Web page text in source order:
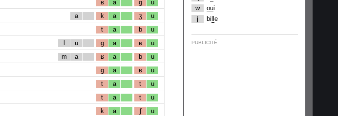
ʁ a g u
a k a ʒ u
t a b u
l u g a ʁ u
m a ʁ a b u
g a ʁ u
t a t u
t a t u
k a ʃ u
w
oui
j
bi e
PUBLICITÉ